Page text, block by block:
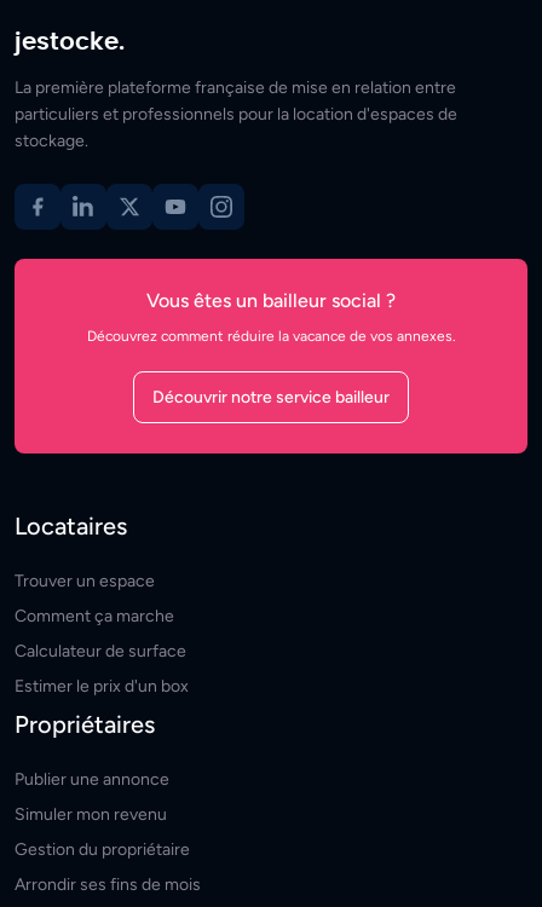
jestocke.
La première plateforme française de mise en relation entre
particuliers et professionnels pour la location d'espaces de
stockage.
Vous êtes un bailleur social ?
Découvrez comment réduire la vacance de vos annexes.
Découvrir notre service bailleur
Locataires
Trouver un espace
Comment ça marche
Calculateur de surface
Estimer le prix d'un box
Propriétaires
Publier une annonce
Simuler mon revenu
Gestion du propriétaire
Arrondir ses fins de mois